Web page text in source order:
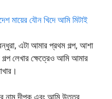
যৌন খিদে আমি মিটাই
এটা আমার প্রথম গল্প, আশা
লেখার ক্ষেত্রেও আমি আমার
নাম দীপক এবং আমি উত্তর